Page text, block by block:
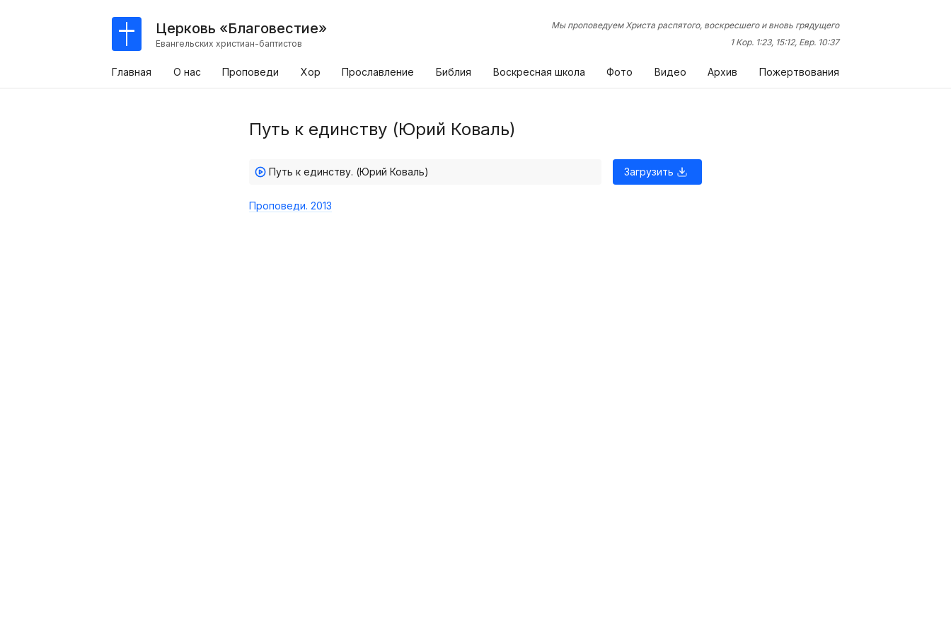
Церковь «Благовестие»
Евангельских христиан-баптистов
Мы проповедуем Христа распятого, воскресшего и вновь грядущего
1 Кор. 1:23, 15:12, Евр. 10:37
Главная О нас Проповеди Хор Прославление Библия Воскресная школа Фото Видео Архив Пожертвования
Путь к единству (Юрий Коваль)
Загрузить
Путь к единству. (Юрий Коваль)
Проповеди. 2013